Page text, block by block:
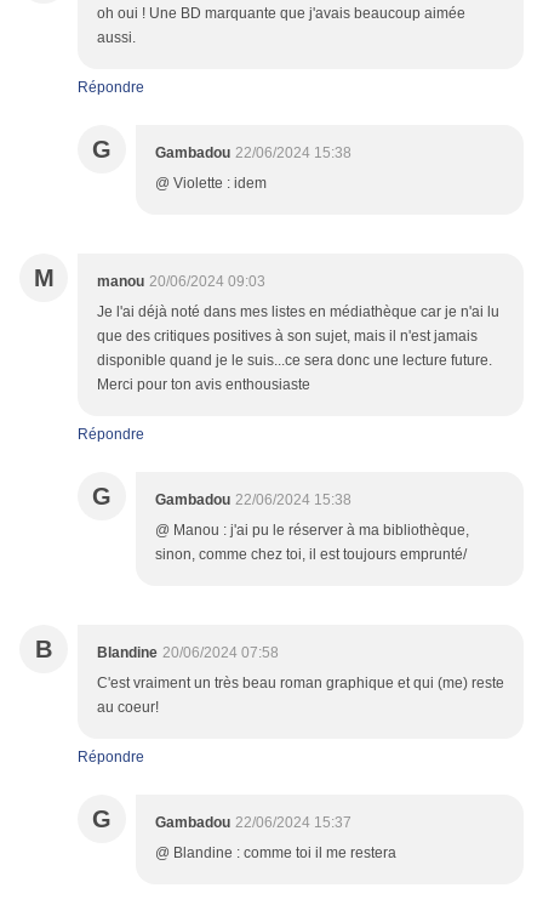
oh oui ! Une BD marquante que j'avais beaucoup aimée
aussi.
Répondre
G Gambadou 22/06/2024 15:38
@ Violette : idem
M manou 20/06/2024 09:03
Je l'ai déjà noté dans mes listes en médiathèque car je n'ai lu
que des critiques positives à son sujet, mais il n'est jamais
disponible quand je le suis...ce sera donc une lecture future.
Merci pour ton avis enthousiaste
Répondre
G Gambadou 22/06/2024 15:38
@ Manou : j'ai pu le réserver à ma bibliothèque,
sinon, comme chez toi, il est toujours emprunté/
B Blandine 20/06/2024 07:58
C'est vraiment un très beau roman graphique et qui (me) reste
au coeur!
Répondre
G Gambadou 22/06/2024 15:37
@ Blandine : comme toi il me restera